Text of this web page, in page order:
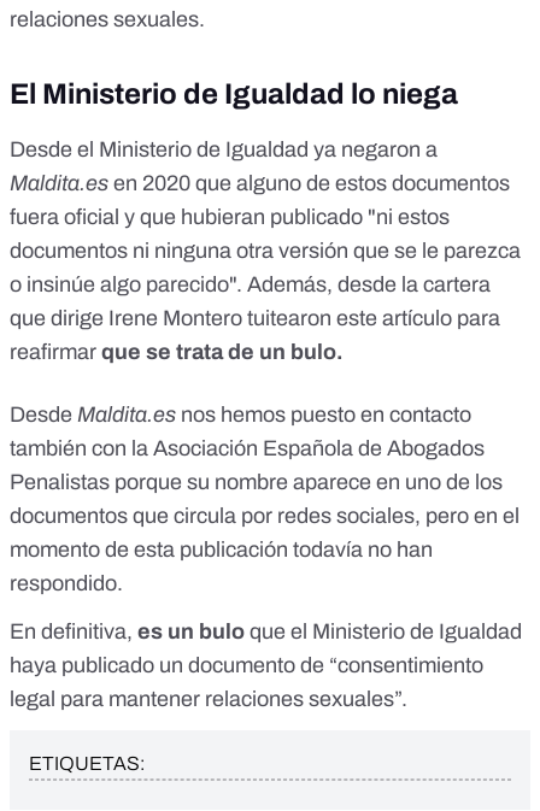
relaciones sexuales.
El Ministerio de Igualdad lo niega
Desde el Ministerio de Igualdad ya negaron a
Maldita.es en 2020 que alguno de estos documentos
fuera oficial y que hubieran publicado "ni estos
documentos ni ninguna otra versión que se le parezca
o insinúe algo parecido". Además, desde la cartera
que dirige Irene Montero tuitearon este artículo para
reafirmar que se trata de un bulo.
Desde Maldita.es nos hemos puesto en contacto
también con la Asociación Española de Abogados
Penalistas porque su nombre aparece en uno de los
documentos que circula por redes sociales, pero en el
momento de esta publicación todavía no han
respondido.
En definitiva, es un bulo que el Ministerio de Igualdad
haya publicado un documento de “consentimiento
legal para mantener relaciones sexuales”.
ETIQUETAS: